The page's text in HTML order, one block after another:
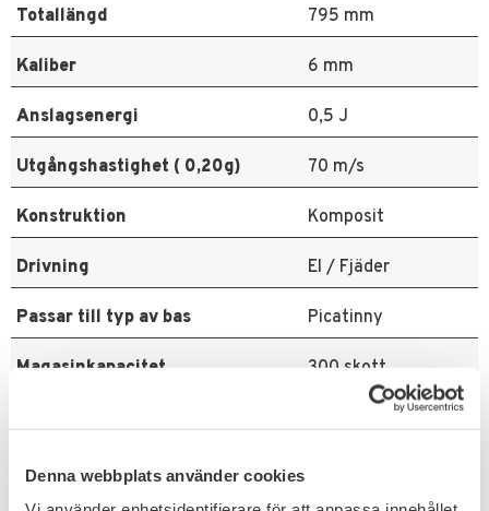
Denna webbplats använder cookies
Totallängd 795 mm
Kaliber 6 mm
Anslagsenergi 0,5 J
Utgångshastighet ( 0,20g) 70 m/s
Konstruktion Komposit
Drivning El / Fjäder
Passar till typ av bas Picatinny
Magasinkapacitet 300 skott
Lägen